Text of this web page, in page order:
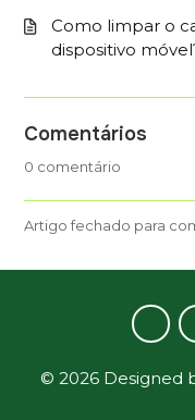
Como limpar o
dispositivo
Comentários
0 comentário
Artigo fechado para
© 2026 Designed